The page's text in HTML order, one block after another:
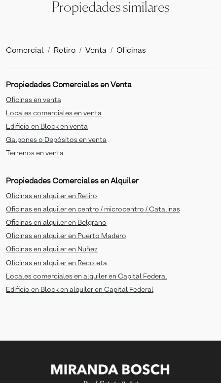
Propiedades similares
Comercial Retiro Venta Oficinas
Propiedades Comerciales en Venta
Oficinas en venta
Locales comerciales en venta
Edificio en Block en venta
Galpones o Depósitos en venta
Terrenos en venta
Propiedades Comerciales en Alquiler
Oficinas en alquiler en Retiro
Oficinas en alquiler en centro / microcentro / Catalinas
Oficinas en alquiler en Belgrano
Oficinas en alquiler en Puerto Madero
Oficinas en alquiler en Nuñez
Oficinas en alquiler en Recoleta
Locales comerciales en alquiler en Capital Federal
Edificio en Block en alquiler en Capital Federal